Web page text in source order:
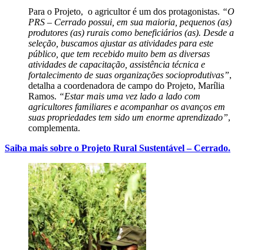
Para o Projeto, o agricultor é um dos protagonistas. “O
PRS – Cerrado possui, em sua maioria, pequenos (as)
produtores (as) rurais como beneficiários (as). Desde a
seleção, buscamos ajustar as atividades para este
público, que tem recebido muito bem as diversas
atividades de capacitação, assistência técnica e
fortalecimento de suas organizações socioprodutivas”,
detalha a coordenadora de campo do Projeto, Marília
Ramos. “Estar mais uma vez lado a lado com
agricultores familiares e acompanhar os avanços em
suas propriedades tem sido um enorme aprendizado”,
complementa.
Saiba mais sobre o Projeto Rural Sustentável – Cerrado.